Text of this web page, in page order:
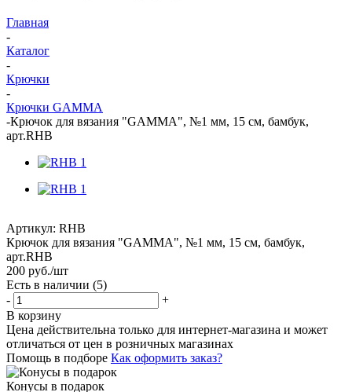
Главная
-
Каталог
-
Крючки
-
Крючки GAMMA
-Крючок для вязания "GAMMA", №1 мм, 15 см, бамбук,
арт.RHB
Артикул: RHB
Крючок для вязания "GAMMA", №1 мм, 15 см, бамбук,
арт.RHB
200 руб./шт
Есть в наличии (5)
-
+
В корзину
Цена действительна только для интернет-магазина и может
отличаться от цен в розничных магазинах
Помощь в подборе Как оформить заказ?
Конусы в подарок